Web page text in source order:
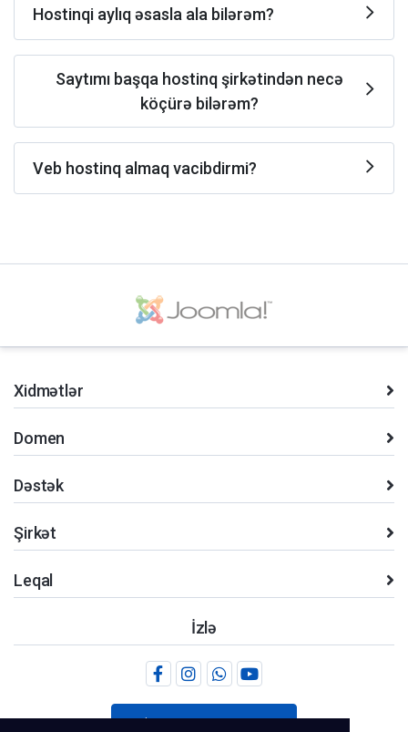
Hostinqi aylıq əsasla ala bilərəm?
Saytımı başqa hostinq şirkətindən necə
köçürə bilərəm?
Veb hostinq almaq vacibdirmi?
Xidmətlər
Domen
Dəstək
Şirkət
Leqal
İzlə